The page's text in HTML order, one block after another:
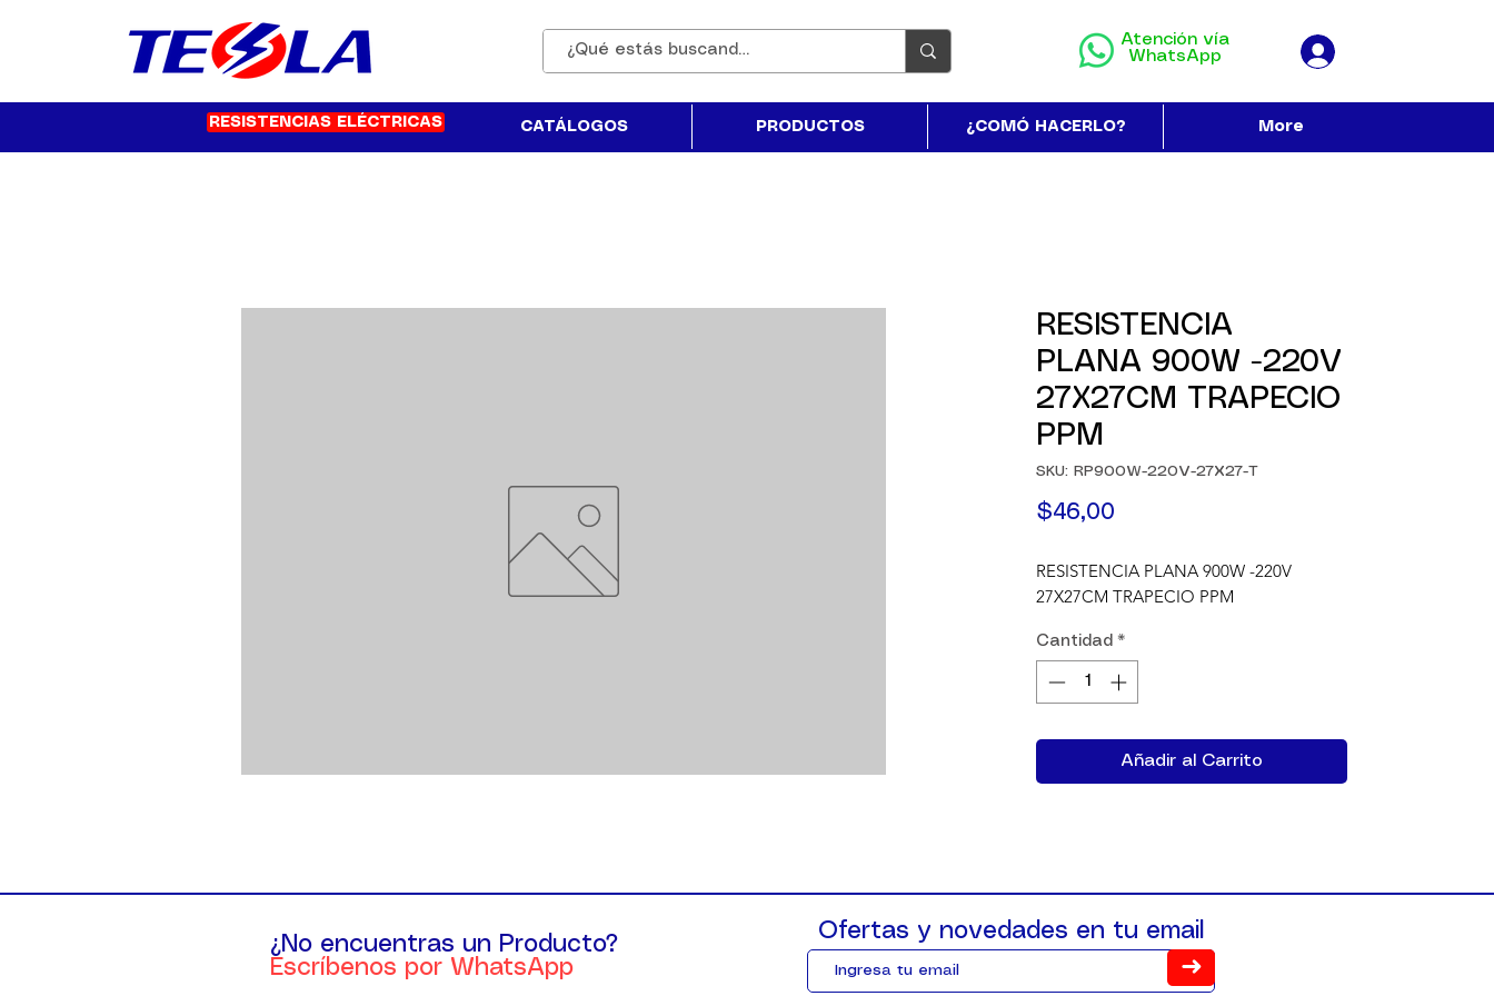
Atención vía
WhatsApp
RESISTENCIAS ELÉCTRICAS CATÁLOGOS PRODUCTOS ¿COMÓ HACERLO? More
RESISTENCIA
PLANA 900W -220V
27X27CM TRAPECIO
PPM
SKU: RP900W-220V-27X27-T
$46,00
RESISTENCIA PLANA 900W -220V
27X27CM TRAPECIO PPM
Cantidad *
Añadir al Carrito
¿No encuentras un Producto?
Escríbenos por WhatsApp
Ofertas y novedades en tu email
➜